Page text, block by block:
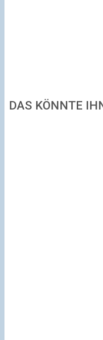
DAS KÖNNTE